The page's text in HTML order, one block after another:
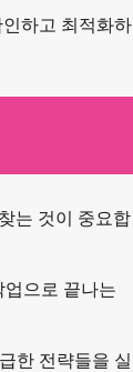
하고 최적화하
는 것이 중요합
으로 끝나는
한 전략들을 실